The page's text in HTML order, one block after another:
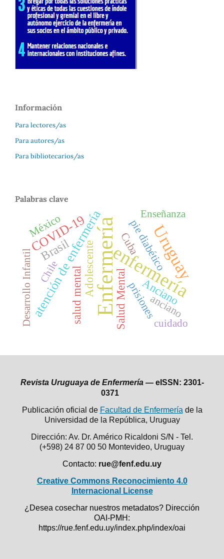
Información
Para lectores/as
Para autores/as
Para bibliotecarios/as
Palabras clave
Enfermeríaenfermería
Uruguay
atención de enfermería
COVID-19
Brasil Adolescente Anciano
Salud Mental
salud mental
pie diabético
prisiones
México
Cuba
anciano
Enseñanza
Chile
Desarrollo Infantil cuidado
Revista Uruguaya de Enfermería — eISSN: 2301-
0371
Publicación oficial de Facultad de Enfermeríade la
Universidad de la República, Uruguay
Dirección: Av. Dr. Américo Ricaldoni S/N - Tel.
(+598) 24 87 00 50 Montevideo, Uruguay
Contacto: rue@fenf.edu.uy
Creative Commons Reconocimiento 4.0
Internacional License
¿Desea cosechar nuestros metadatos? Dirección
OAI-PMH:
https://rue.fenf.edu.uy/index.php/index/oai